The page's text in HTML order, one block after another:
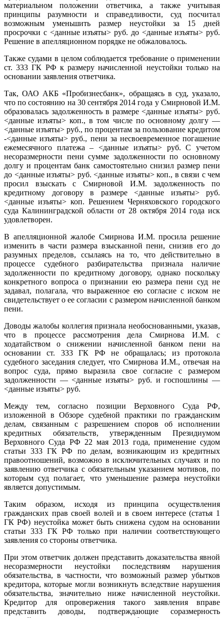
материальном положении ответчика, а также учитывая
принципы разумности и справедливости, суд посчитал
возможным уменьшить размер неустойки за 15 дней
просрочки с <данные изъяты> руб. до <данные изъяты> руб.
Решение в апелляционном порядке не обжаловалось.
Также судами в целом соблюдается требование о применении
ст. 333 ГК РФ к размеру начисленной неустойки только на
основании заявления ответчика.
Так, ОАО АКБ «Пробизнесбанк», обращаясь в суд, указало,
что по состоянию на 30 сентября 2014 года у Смирновой И.М.
образовалась задолженность в размере <данные изъяты> руб.
<данные изъяты> коп., в том числе по основному долгу —
<данные изъяты> руб., по процентам за пользование кредитом
-<данные изъяты> руб., пени за несвоевременное погашение
ежемесячного платежа – <данные изъяты> руб. С учетом
несоразмерности пени сумме задолженности по основному
долгу и процентам банк самостоятельно снизил размер пени
до <данные изъяты> руб. <данные изъяты> коп., в связи с чем
просил взыскать с Смирновой И.М. задолженность по
кредитному договору в размере <данные изъяты> руб.
<данные изъяты> коп. Решением Черняховского городского
суда Калининградской области от 28 октября 2014 года иск
удовлетворен.
В апелляционной жалобе Смирнова И.М. просила решение
изменить в части размера взысканной пени, снизив его до
разумных пределов, ссылаясь на то, что действительно в
процессе судебного разбирательства признала наличие
задолженности по кредитному договору, однако поскольку
конкретного вопроса о признании ею размера пени суд не
задавал, полагала, что выраженное ею согласие с иском не
свидетельствует о ее согласии с размером начисленной банком
пени.
Доводы жалобы коллегия признала необоснованными, указав,
что в процессе рассмотрения дела Смирнова И.М. с
ходатайством о снижении начисленной банком пени на
основании ст. 333 ГК РФ не обращалась; из протокола
судебного заседания следует, что Смирнова И.М., отвечая на
вопрос суда, прямо выразила свое согласие с размером
задолженности — <данные изъяты> руб. и госпошлины —
<данные изъяты> руб.
Между тем, согласно позиции Верховного Суда РФ,
изложенной в Обзоре судебной практики по гражданским
делам, связанным с разрешением споров об исполнении
кредитных обязательств, утвержденным Президиумом
Верховного Суда РФ 22 мая 2013 года, применение судом
статьи 333 ГК РФ по делам, возникающим из кредитных
правоотношений, возможно в исключительных случаях и по
заявлению ответчика с обязательным указанием мотивов, по
которым суд полагает, что уменьшение размера неустойки
является допустимым.
Таким образом, исходя из принципа осуществления
гражданских прав своей волей и в своем интересе (статья 1
ГК РФ) неустойка может быть снижена судом на основании
статьи 333 ГК РФ только при наличии соответствующего
заявления со стороны ответчика.
При этом ответчик должен представить доказательства явной
несоразмерности неустойки последствиям нарушения
обязательства, в частности, что возможный размер убытков
кредитора, которые могли возникнуть вследствие нарушения
обязательства, значительно ниже начисленной неустойки.
Кредитор для опровержения такого заявления вправе
представить доводы, подтверждающие соразмерность